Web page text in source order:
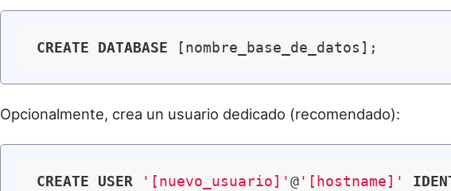
CREATE DATABASE
Opcionalmente, crea un usuario dedicado (recomendado):
CREATE USER '[nuevo_usuario]'@'[hostname]'